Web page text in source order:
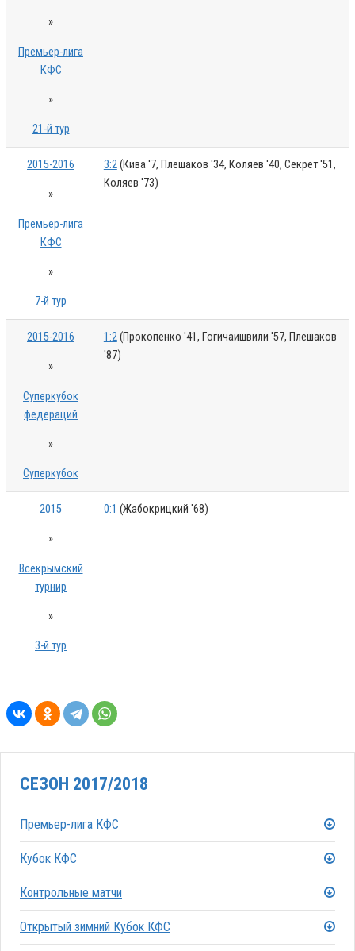
»
Премьер-лига
КФС
»
21-й тур
2015-2016
»
Премьер-лига
КФС
»
7-й тур
3:2(Кива '7, Плешаков '34, Коляев '40, Секрет '51,
Коляев '73)
2015-2016
»
Суперкубок
федераций
»
Суперкубок
1:2(Прокопенко '41, Гогичаишвили '57, Плешаков
'87)
2015
»
Всекрымский
турнир
»
3-й тур
0:1 (Жабокрицкий '68)
СЕЗОН 2017/2018
Премьер-лига КФС
Кубок КФС
Контрольные матчи
Открытый зимний Кубок КФС